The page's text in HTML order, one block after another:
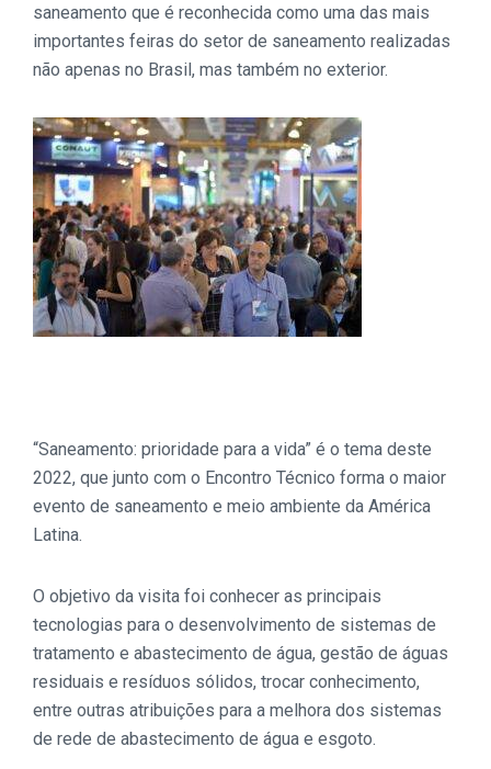
saneamento que é reconhecida como uma das mais
importantes feiras do setor de saneamento realizadas
não apenas no Brasil, mas também no exterior.
“Saneamento: prioridade para a vida” é o tema deste
2022, que junto com o Encontro Técnico forma o maior
evento de saneamento e meio ambiente da América
Latina.
O objetivo da visita foi conhecer as principais
tecnologias para o desenvolvimento de sistemas de
tratamento e abastecimento de água, gestão de águas
residuais e resíduos sólidos, trocar conhecimento,
entre outras atribuições para a melhora dos sistemas
de rede de abastecimento de água e esgoto.